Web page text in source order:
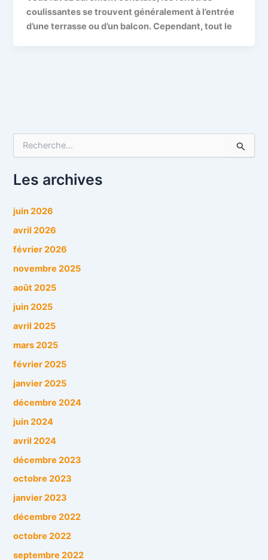
coulissantes se trouvent généralement à l’entrée
d’une terrasse ou d’un balcon. Cependant, tout le
h
e
c
e
r
:
Les archives
juin 2026
avril 2026
février 2026
novembre 2025
août 2025
juin 2025
avril 2025
mars 2025
février 2025
janvier 2025
décembre 2024
juin 2024
avril 2024
décembre 2023
octobre 2023
janvier 2023
décembre 2022
octobre 2022
septembre 2022